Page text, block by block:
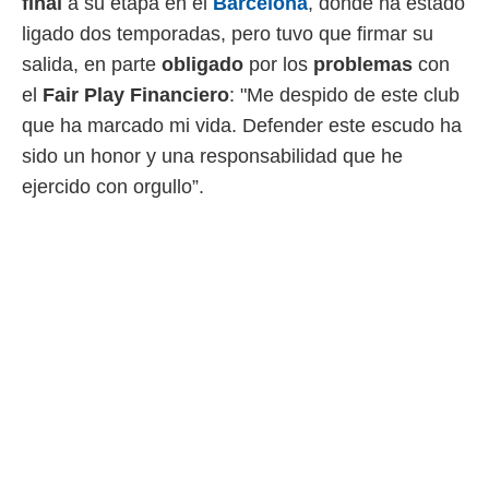
e
mediante
publicidad
publicidad
ligado dos temporadas, pero tuvo que firmar su
salida, en parte obligado por los problemas con
el Fair Play Financiero: "Me despido de este club
que ha marcado mi vida. Defender este escudo ha
sido un honor y una responsabilidad que he
ejercido con orgullo”.